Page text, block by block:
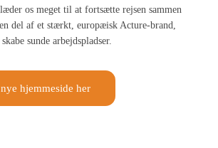
os meget til at fortsætte rejsen sammen
del af et stærkt, europæisk Acture-brand,
sunde arbejdspladser.
hjemmeside her